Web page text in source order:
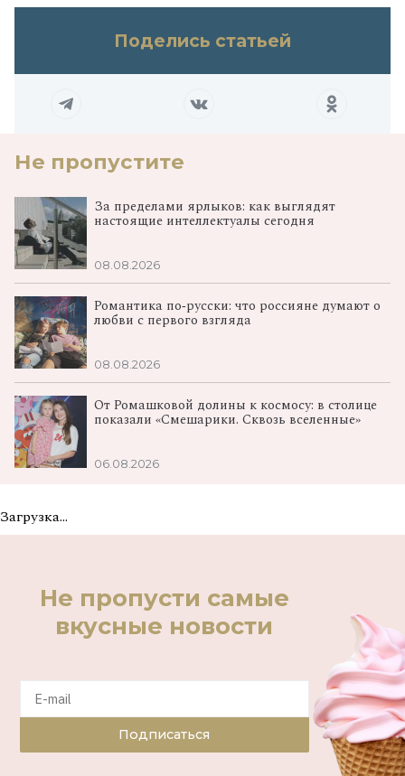
Поделись статьей
Не пропустите
За пределами ярлыков: как выглядят
настоящие интеллектуалы сегодня
08.08.2026
Романтика по‑русски: что россияне думают о
любви с первого взгляда
08.08.2026
От Ромашковой долины к космосу: в столице
показали «Смешарики. Сквозь вселенные»
06.08.2026
Загрузка...
Не пропусти самые
вкусные новости
Подписаться